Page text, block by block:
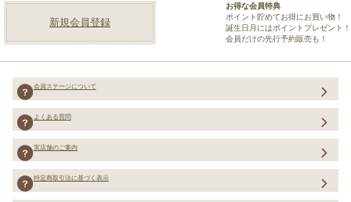
新規会員登録
お得な会員特典
ポイント貯めてお得にお買い物！
誕生日月にはポイントプレゼント！
会員だけの先行予約販売も！
会員ステージについて
よくある質問
実店舗のご案内
特定商取引法に基づく表示